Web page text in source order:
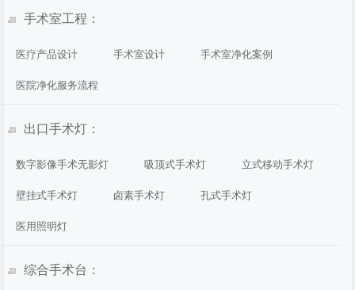
手术室工程：
医疗产品设计 手术室设计 手术室净化案例
医院净化服务流程
出口手术灯：
数字影像手术无影灯 吸顶式手术灯 立式移动手术灯
壁挂式手术灯 卤素手术灯 孔式手术灯
医用照明灯
综合手术台：